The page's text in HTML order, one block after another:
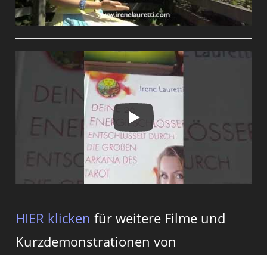
HIER klicken für weitere Filme und
Kurzdemonstrationen von